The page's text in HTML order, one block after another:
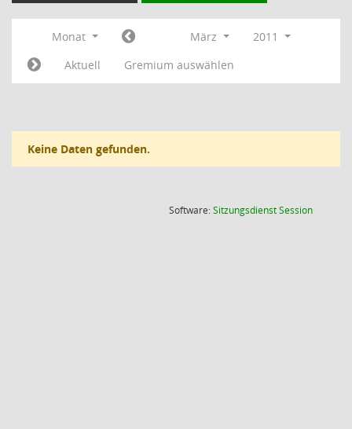
Monat März
2011
Aktuell
Gremium auswählen
Keine Daten gefunden.
Software:SitzungsdienstSession(Wird in